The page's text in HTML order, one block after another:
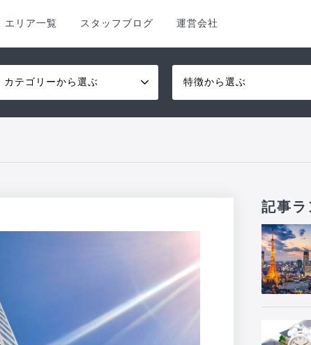
エリア一覧 スタッフブログ 運営会社
カテゴリーから選ぶ 特徴から選ぶ
記事ラ